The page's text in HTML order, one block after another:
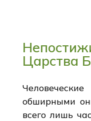
Царства
обширными
всего лишь